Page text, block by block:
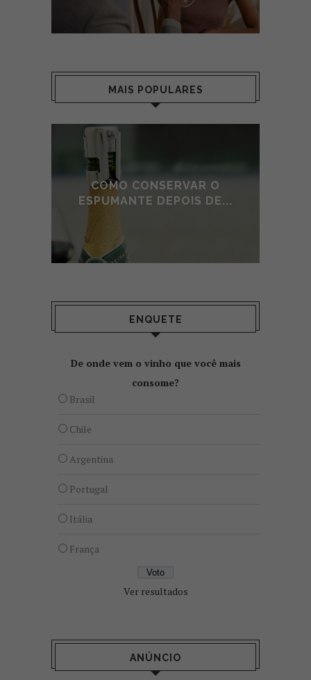
MAIS POPULARES
COMO CONSERVAR O
ESPUMANTE DEPOIS DE...
ENQUETE
De onde vem o vinho que você mais
consome?
Brasil
Chile
Argentina
Portugal
Itália
França
Ver resultados
ANÚNCIO